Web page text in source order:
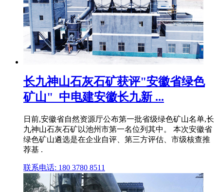
长九神山石灰石矿获评"安徽省绿色
矿山"_中电建安徽长九新 ...
日前,安徽省自然资源厅公布第一批省级绿色矿山名单,长
九神山石灰石矿以池州市第一名位列其中。 本次安徽省
绿色矿山遴选是在企业自评、第三方评估、市级核查推
荐基 .
联系电话: 180 3780 8511